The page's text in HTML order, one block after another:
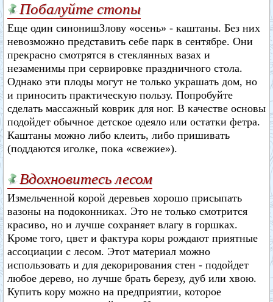
Побалуйте стопы
Еще один синонишЗлову «осень» - каштаны. Без них
невозможно представить себе парк в сентябре. Они
прекрасно смотрятся в стеклянных вазах и
незаменимы при сервировке праздничного стола.
Однако эти плоды могут не только украшать дом, но
и приносить практическую пользу. Попробуйте
сделать массажный коврик для ног. В качестве основы
подойдет обычное детское одеяло или остатки фетра.
Каштаны можно либо клеить, либо пришивать
(поддаются иголке, пока «свежие»).
Вдохновитесь лесом
Измельченной корой деревьев хорошо присыпать
вазоны на подоконниках. Это не только смотрится
красиво, но и лучше сохраняет влагу в горшках.
Кроме того, цвет и фактура коры рождают приятные
ассоциации с лесом. Этот материал можно
использовать и для декорирования стен - подойдет
любое дерево, но лучше брать березу, дуб или хвою.
Купить кору можно на предприятии, которое